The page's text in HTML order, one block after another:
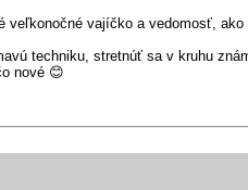
veľkonočné vajíčko a vedomosť, ako
techniku, stretnúť sa v kruhu
nové 😊